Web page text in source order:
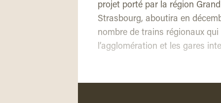
projet porté par la région
Strasbourg, aboutira en
nombre de trains régionaux
l’agglomération et les gares